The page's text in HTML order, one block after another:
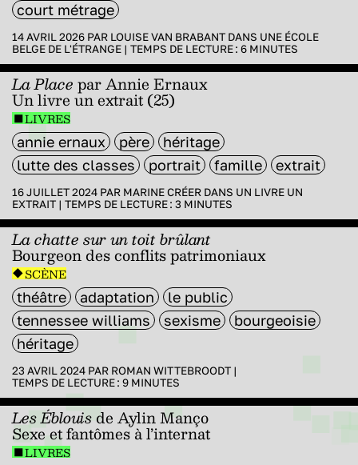
court métrage
14 AVRIL 2026 PAR LOUISE VAN BRABANT DANS UNE ÉCOLE
BELGE DE L'ÉTRANGE | TEMPS DE LECTURE : 6 MINUTES
La Placepar Annie Ernaux
Un livre un extrait (25)
LIVRES
annie ernaux père
héritage
lutte des classes
portrait famille extrait
16 JUILLET 2024 PAR MARINE CRÉER DANS UN LIVRE UN
EXTRAIT | TEMPS DE LECTURE : 3 MINUTES
La chatte sur un toit brûlant
Bourgeon des conflits patrimoniaux
SCÈNE
théâtre adaptation
le public
tennessee williams
sexisme
bourgeoisie
héritage
23 AVRIL 2024 PAR ROMAN WITTEBROODT |
TEMPS DE LECTURE : 9 MINUTES
Les Éblouisde Aylin Manço
Sexe et fantômes à l’internat
LIVRES